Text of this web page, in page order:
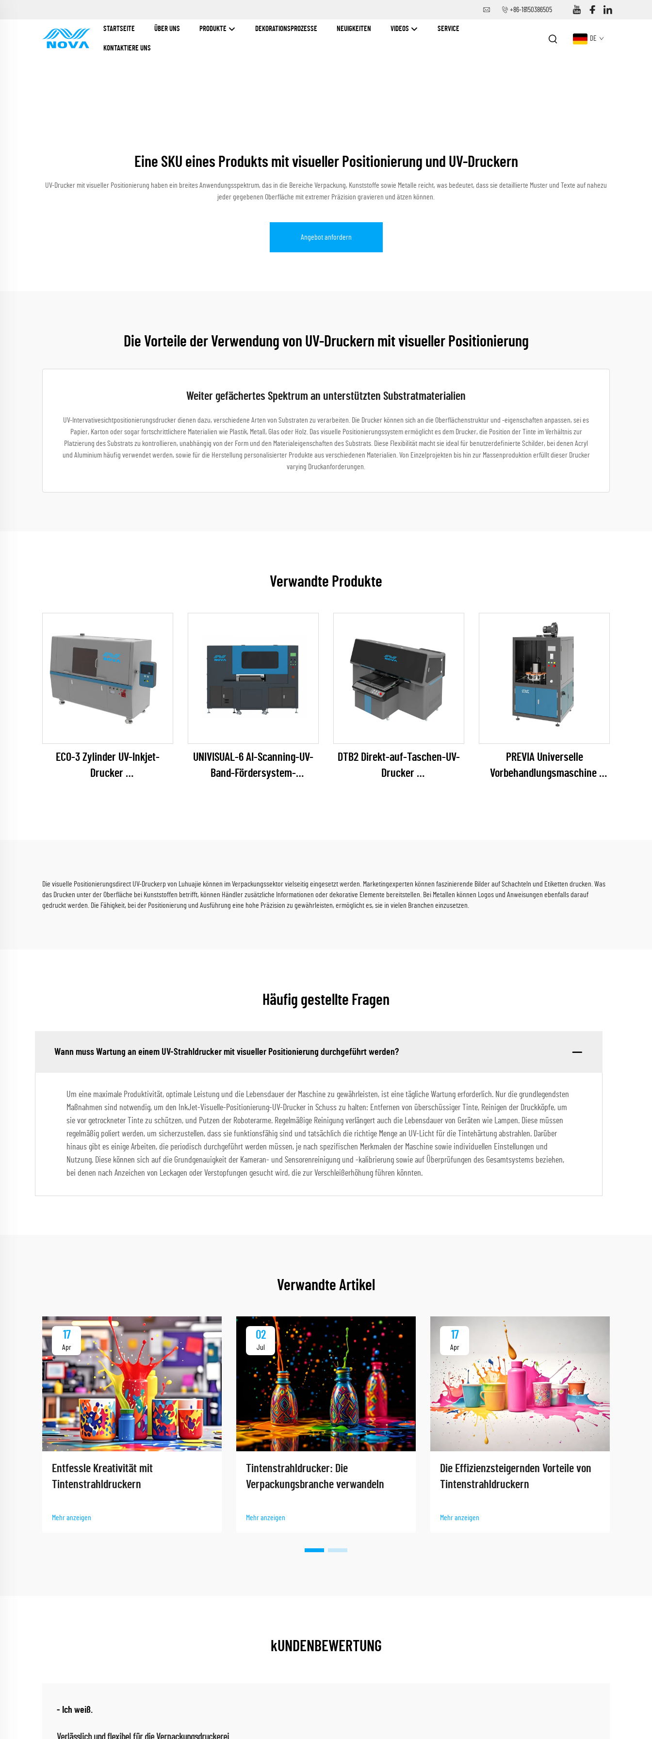
+86-18150386505
STARTSEITE ÜBER UNS PRODUKTE DEKORATIONSPROZESSE NEUIGKEITEN VIDEOS SERVICE
KONTAKTIERE UNS
DE
Eine SKU eines Produkts mit visueller Positionierung und UV-Druckern
UV-Drucker mit visueller Positionierung haben ein breites Anwendungsspektrum, das in die Bereiche Verpackung, Kunststoffe sowie Metalle reicht, was bedeutet, dass sie detaillierte Muster und Texte auf nahezu
jeder gegebenen Oberfläche mit extremer Präzision gravieren und ätzen können.
Angebot anfordern
Die Vorteile der Verwendung von UV-Druckern mit visueller Positionierung
Weiter gefächertes Spektrum an unterstützten Substratmaterialien
UV-Intervativesichtpositionierungsdrucker dienen dazu, verschiedene Arten von Substraten zu verarbeiten. Die Drucker können sich an die Oberflächenstruktur und -eigenschaften anpassen, sei es
Papier, Karton oder sogar fortschrittlichere Materialien wie Plastik, Metall, Glas oder Holz. Das visuelle Positionierungssystem ermöglicht es dem Drucker, die Position der Tinte im Verhältnis zur
Platzierung des Substrats zu kontrollieren, unabhängig von der Form und den Materialeigenschaften des Substrats. Diese Flexibilität macht sie ideal für benutzerdefinierte Schilder, bei denen Acryl
und Aluminium häufig verwendet werden, sowie für die Herstellung personalisierter Produkte aus verschiedenen Materialien. Von Einzelprojekten bis hin zur Massenproduktion erfüllt dieser Drucker
varying Druckanforderungen.
Verwandte Produkte
ECO-3 Zylinder UV-Inkjet-
Drucker
UNIVISUAL-6 AI-Scanning-UV-
Band-Fördersystem-
DTB2 Direkt-auf-Taschen-UV-
Drucker
PREVIA Universelle
Vorbehandlungsmaschine
Die visuelle Positionierungsdirect UV-Druckerp von Luhuajie können im Verpackungssektor vielseitig eingesetzt werden. Marketingexperten können faszinierende Bilder auf Schachteln und Etiketten drucken. Was
das Drucken unter der Oberfläche bei Kunststoffen betrifft, können Händler zusätzliche Informationen oder dekorative Elemente bereitstellen. Bei Metallen können Logos und Anweisungen ebenfalls darauf
gedruckt werden. Die Fähigkeit, bei der Positionierung und Ausführung eine hohe Präzision zu gewährleisten, ermöglicht es, sie in vielen Branchen einzusetzen.
Häufig gestellte Fragen
Wann muss Wartung an einem UV-Strahldrucker mit visueller Positionierung durchgeführt werden?
Um eine maximale Produktivität, optimale Leistung und die Lebensdauer der Maschine zu gewährleisten, ist eine tägliche Wartung erforderlich. Nur die grundlegendsten
Maßnahmen sind notwendig, um den InkJet-Visuelle-Positionierung-UV-Drucker in Schuss zu halten: Entfernen von überschüssiger Tinte, Reinigen der Druckköpfe, um
sie vor getrockneter Tinte zu schützen, und Putzen der Roboterarme. Regelmäßige Reinigung verlängert auch die Lebensdauer von Geräten wie Lampen. Diese müssen
regelmäßig poliert werden, um sicherzustellen, dass sie funktionsfähig sind und tatsächlich die richtige Menge an UV-Licht für die Tintehärtung abstrahlen. Darüber
hinaus gibt es einige Arbeiten, die periodisch durchgeführt werden müssen, je nach spezifischen Merkmalen der Maschine sowie individuellen Einstellungen und
Nutzung. Diese können sich auf die Grundgenauigkeit der Kameran- und Sensorenreinigung und -kalibrierung sowie auf Überprüfungen des Gesamtsystems beziehen,
bei denen nach Anzeichen von Leckagen oder Verstopfungen gesucht wird, die zur Verschleißerhöhung führen könnten.
Verwandte Artikel
17
Apr
Entfessle Kreativität mit
Tintenstrahldruckern
Mehr anzeigen
02
Jul
Tintenstrahldrucker: Die
Verpackungsbranche verwandeln
Mehr anzeigen
17
Apr
Die Effizienzsteigernden Vorteile von
Tintenstrahldruckern
Mehr anzeigen
kUNDENBEWERTUNG
- Ich weiß.
Verlässlich und flexibel für die Verpackungsdruckerei